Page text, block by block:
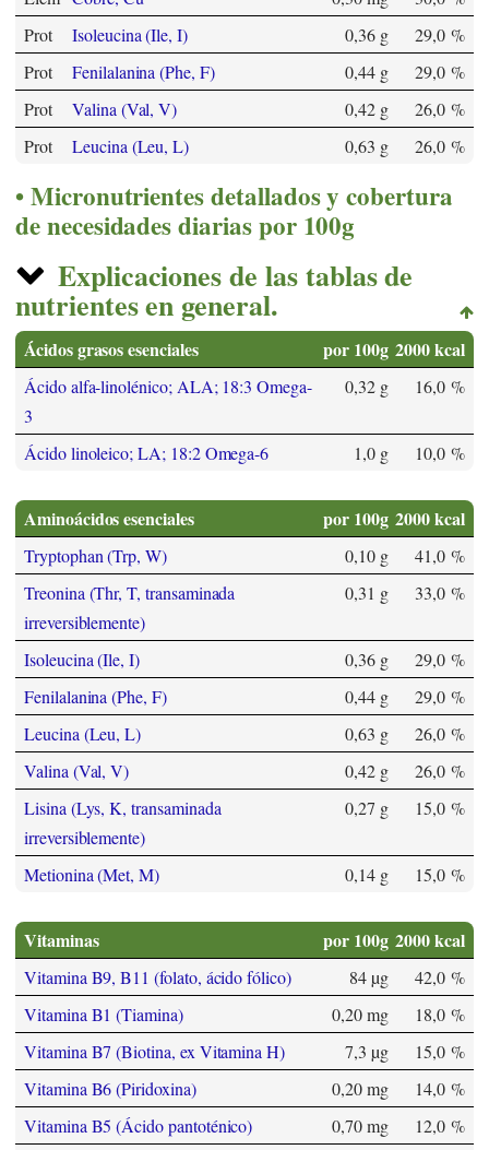
Prot
Isoleucina (Ile, I) 0,36 g
29,0 %
Prot
Fenilalanina (Phe, F) 0,44 g
29,0 %
Prot
Valina (Val, V) 0,42 g
26,0 %
Prot
Leucina (Leu, L) 0,63 g 26,0 %
Micronutrientes detallados y cobertura
de necesidades diarias por 100g
Explicaciones de las tablas de
nutrientes en general.
Ácidos grasos esenciales por 100g 2000 kcal
Ácido alfa-linolénico; ALA; 18:3 Omega-
3
0,32 g 16,0 %
Ácido linoleico; LA; 18:2 Omega-6 1,0 g 10,0 %
Aminoácidos esenciales por 100g 2000 kcal
Tryptophan (Trp, W) 0,10 g
41,0 %
Treonina (Thr, T, transaminada
irreversiblemente)
0,31 g 33,0 %
Isoleucina (Ile, I) 0,36 g
29,0 %
Fenilalanina (Phe, F)
0,44 g
29,0 %
Leucina (Leu, L)
0,63 g
26,0 %
Valina (Val, V)
0,42 g
26,0 %
Lisina (Lys, K, transaminada
irreversiblemente)
0,27 g 15,0 %
Metionina (Met, M) 0,14 g 15,0 %
Vitaminas por 100g 2000 kcal
Vitamina B9, B11 (folato, ácido fólico) 84 µg
42,0 %
Vitamina B1 (Tiamina)
0,20 mg
18,0 %
Vitamina B7 (Biotina, ex Vitamina H)
7,3 µg
15,0 %
Vitamina B6 (Piridoxina)
0,20 mg
14,0 %
Vitamina B5 (Ácido pantoténico)
0,70 mg
12,0 %